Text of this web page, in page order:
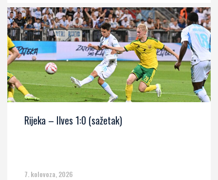
Rijeka – Ilves 1:0 (sažetak)
7. kolovoza, 2026